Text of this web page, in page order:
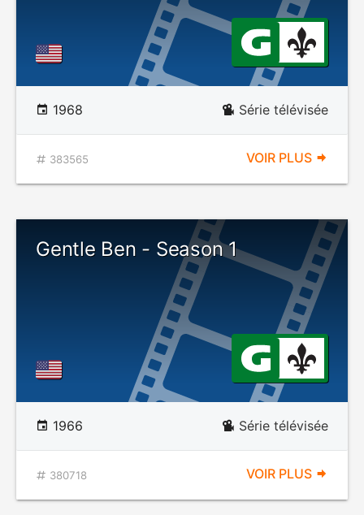
1968 Série télévisée
383565 VOIR PLUS
Gentle Ben - Season 1
1966 Série télévisée
380718 VOIR PLUS